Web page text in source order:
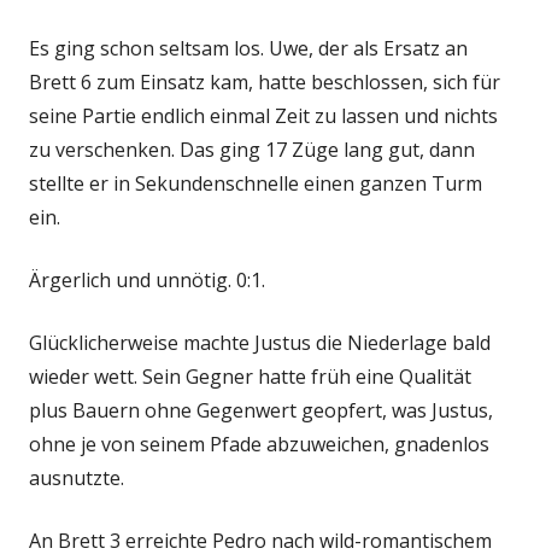
Es ging schon seltsam los. Uwe, der als Ersatz an
Brett 6 zum Einsatz kam, hatte beschlossen, sich für
seine Partie endlich einmal Zeit zu lassen und nichts
zu verschenken. Das ging 17 Züge lang gut, dann
stellte er in Sekundenschnelle einen ganzen Turm
ein.
Ärgerlich und unnötig. 0:1.
Glücklicherweise machte Justus die Niederlage bald
wieder wett. Sein Gegner hatte früh eine Qualität
plus Bauern ohne Gegenwert geopfert, was Justus,
ohne je von seinem Pfade abzuweichen, gnadenlos
ausnutzte.
An Brett 3 erreichte Pedro nach wild-romantischem